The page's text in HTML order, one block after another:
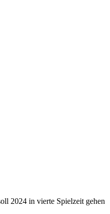
2024 in vierte Spielzeit gehen